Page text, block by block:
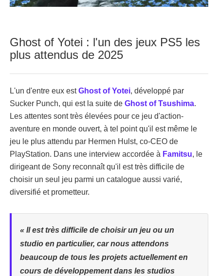
Ghost of Yotei : l'un des jeux PS5 les
plus attendus de 2025
L'un d'entre eux estGhost of Yotei, développé par
Sucker Punch, qui est la suite de Ghost of Tsushima.
Les attentes sont très élevées pour ce jeu d'action-
aventure en monde ouvert, à tel point qu'il est même le
jeu le plus attendu par Hermen Hulst, co-CEO de
PlayStation. Dans une interview accordée à Famitsu, le
dirigeant de Sony reconnaît qu'il est très difficile de
choisir un seul jeu parmi un catalogue aussi varié,
diversifié et prometteur.
« Il est très difficile de choisir un jeu ou un
studio en particulier, car nous attendons
beaucoup de tous les projets actuellement en
cours de développement dans les studios